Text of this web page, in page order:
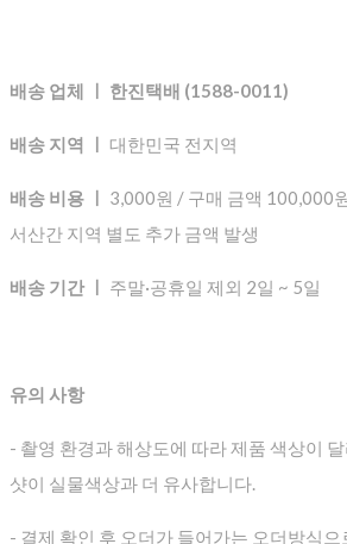
배송 업체 ㅣ 한진택배 (1588-0011)
배송 지역 ㅣ 대한민국 전지역
배송 비용 ㅣ 3,000원 / 구매 금액 100,000
서산간 지역 별도 추가 금액 발생
배송 기간 ㅣ 주말·공휴일 제외 2일 ~ 5일
유의 사항
- 촬영 환경과 해상도에 따라 제품 색상이
샷이 실물색상과 더 유사합니다.
- 결제 확인 후 오더가 들어가는 오더방식으